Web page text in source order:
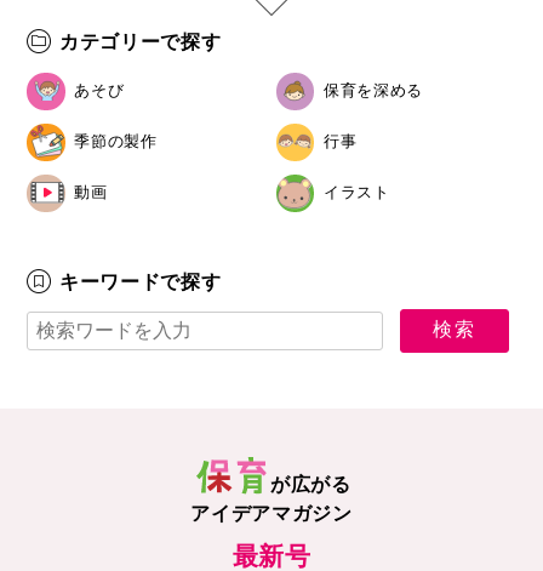
カテゴリーで探す
あそび 保育を深める
季節の製作 行事
動画 イラスト
キーワードで探す
が広がる
アイデアマガジン
最新号